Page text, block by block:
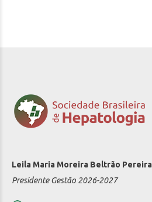
Leila Maria Moreira Beltrão Pereira
Presidente Gestão 2026-2027